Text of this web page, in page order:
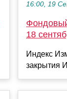
16:00, 19
18
Индекс
закрытия